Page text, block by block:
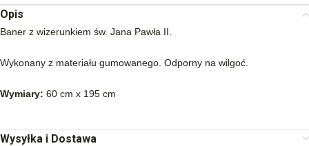
Opis
Baner z wizerunkiem św. Jana Pawła II.
Wykonany z materiału gumowanego. Odporny na wilgoć.
Wymiary: 60 cm x 195 cm
Wysyłka i Dostawa